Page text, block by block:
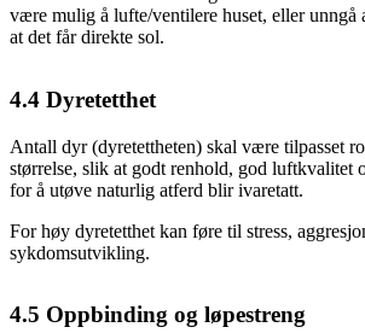
være mulig å lufte/ventilere huset, eller unngå
at det får direkte sol.
4.4 Dyretetthet
Antall dyr (dyretettheten) skal være tilpasset
størrelse, slik at godt renhold, god luftkvalitet
for å utøve naturlig atferd blir ivaretatt.
For høy dyretetthet kan føre til stress,
sykdomsutvikling.
4.5 Oppbinding og løpestreng